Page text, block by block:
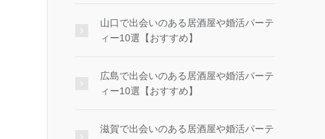
山口で出会いのある居酒屋や婚活パーテ
ィー10選【おすすめ】
広島で出会いのある居酒屋や婚活パーテ
ィー10選【おすすめ】
滋賀で出会いのある居酒屋や婚活パーテ